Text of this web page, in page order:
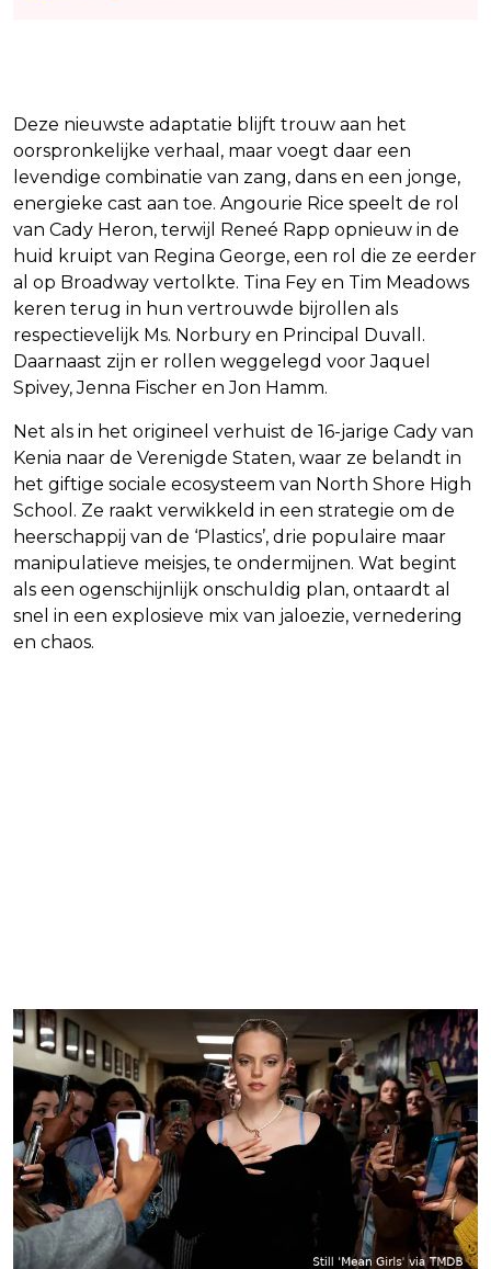
Deze nieuwste adaptatie blijft trouw aan het
oorspronkelijke verhaal, maar voegt daar een
levendige combinatie van zang, dans en een jonge,
energieke cast aan toe. Angourie Rice speelt de rol
van Cady Heron, terwijl Reneé Rapp opnieuw in de
huid kruipt van Regina George, een rol die ze eerder
al op Broadway vertolkte. Tina Fey en Tim Meadows
keren terug in hun vertrouwde bijrollen als
respectievelijk Ms. Norbury en Principal Duvall.
Daarnaast zijn er rollen weggelegd voor Jaquel
Spivey, Jenna Fischer en Jon Hamm.
Net als in het origineel verhuist de 16-jarige Cady van
Kenia naar de Verenigde Staten, waar ze belandt in
het giftige sociale ecosysteem van North Shore High
School. Ze raakt verwikkeld in een strategie om de
heerschappij van de ‘Plastics’, drie populaire maar
manipulatieve meisjes, te ondermijnen. Wat begint
als een ogenschijnlijk onschuldig plan, ontaardt al
snel in een explosieve mix van jaloezie, vernedering
en chaos.